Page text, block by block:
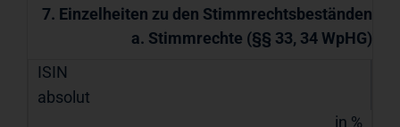
7. Einzelheiten zu den Stimmrechtsbeständen
a. Stimmrechte (§§ 33, 34 WpHG)
ISIN
absolut
in %